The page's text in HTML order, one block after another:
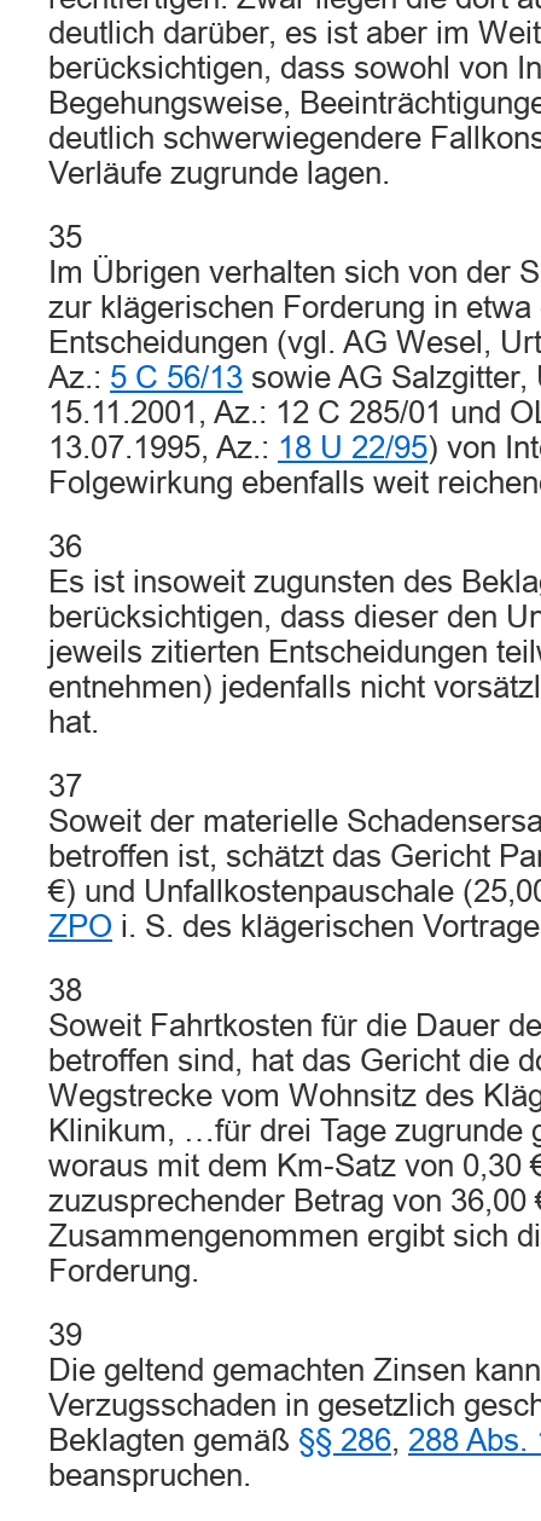
deutlich darüber, es ist aber im
berücksichtigen, dass sowohl von
Begehungsweise,
deutlich schwerwiegendere
Verläufe zugrunde lagen.
35
Im Übrigen verhalten sich von der
zur klägerischen Forderung in
Entscheidungen (vgl. AG Wesel,
Az.: 5 C 56/13 sowie AG Salzgitter,
15.11.2001, Az.: 12 C 285/01 und
13.07.1995, Az.: 18 U 22/95) von
Folgewirkung ebenfalls weit
36
Es ist insoweit zugunsten des
berücksichtigen, dass dieser den
jeweils zitierten Entscheidungen
entnehmen) jedenfalls nicht
hat.
37
Soweit der materielle
betroffen ist, schätzt das Gericht
€) und Unfallkostenpauschale
ZPO i. S. des klägerischen
38
Soweit Fahrtkosten für die Dauer
betroffen sind, hat das Gericht die
Wegstrecke vom Wohnsitz des
Klinikum, …für drei Tage zugrunde
woraus mit dem Km-Satz von 0,30
zuzusprechender Betrag von 36,00
Zusammengenommen ergibt sich
Forderung.
39
Die geltend gemachten Zinsen
Verzugsschaden in gesetzlich
Beklagten gemäß §§ 286, 288 Abs.
beanspruchen.